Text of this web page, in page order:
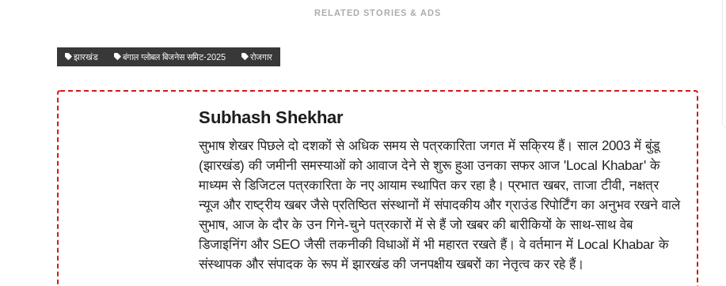
RELATED STORIES & ADS
झारखंड बंगाल ग्लोबल बिजनेस समिट-2025 रोजगार
Subhash Shekhar
सुभाष शेखर पिछले दो दशकों से अधिक समय से पत्रकारिता जगत में सक्रिय हैं। साल 2003 में बुंडू
(झारखंड) की जमीनी समस्याओं को आवाज देने से शुरू हुआ उनका सफर आज 'Local Khabar' के
माध्यम से डिजिटल पत्रकारिता के नए आयाम स्थापित कर रहा है। प्रभात खबर, ताजा टीवी, नक्षत्र
न्यूज और राष्ट्रीय खबर जैसे प्रतिष्ठित संस्थानों में संपादकीय और ग्राउंड रिपोर्टिंग का अनुभव रखने वाले
सुभाष, आज के दौर के उन गिने-चुने पत्रकारों में से हैं जो खबर की बारीकियों के साथ-साथ वेब
डिजाइनिंग और SEO जैसी तकनीकी विधाओं में भी महारत रखते हैं। वे वर्तमान में Local Khabar के
संस्थापक और संपादक के रूप में झारखंड की जनपक्षीय खबरों का नेतृत्व कर रहे हैं।